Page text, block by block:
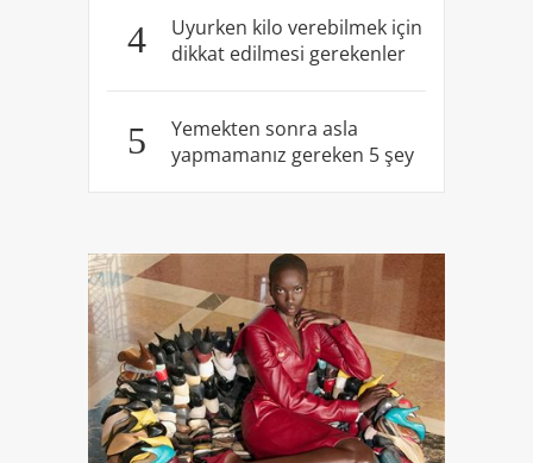
4
Uyurken kilo verebilmek için
dikkat edilmesi gerekenler
5
Yemekten sonra asla
yapmamanız gereken 5 şey